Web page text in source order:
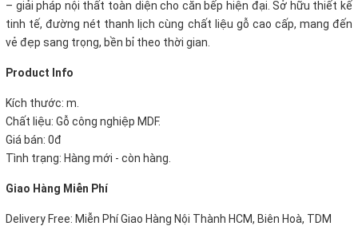
– giải pháp nội thất toàn diện cho căn bếp hiện đại. Sở hữu thiết kế
tinh tế, đường nét thanh lịch cùng chất liệu gỗ cao cấp, mang đến
vẻ đẹp sang trọng, bền bỉ theo thời gian.
Product Info
Kích thước: m.
Chất liệu: Gỗ công nghiệp MDF.
Giá bán: 0đ
Tình trạng: Hàng mới - còn hàng.
Giao Hàng Miễn Phí
Delivery Free: Miễn Phí Giao Hàng Nội Thành HCM, Biên Hoà, TDM